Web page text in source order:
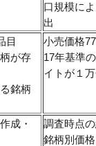
口規模に
出
目
が存
銘柄
小売価格
17年基準
イトが１
成・
調査時点
銘柄別価